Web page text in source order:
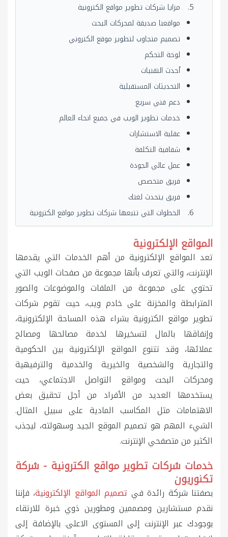
مزايا شركات تطوير مواقع الكترونية
مواقعنا صديقة لمحركات البحث
تصميم متجاوب لتطوير موقع الكتروني
لوحة التحكم
أحدث التقنيات
التحديثات المستقبلية
دعم فني سريع
خدمات تطوير الويب في جميع انحاء العالم
عقلية الاستشارات
شفافية التكلفة
عمل عالي الجودة
فريق متخصص
فريق يتحدث لغتك
الخطوات التي تتبعها شركات تطوير مواقع الكترونية
المواقع الإلكترونية
تعد المواقع الإلكترونية من أهم الخدمات التي يقدمها
الإنترنت، والتي تعرف بأنها مجموعة من صفحات الويب التي
تحتوي على مجموعة من الملفات والموضوعات والصور
المترابطة والمخزنة على خادم ويب، حيث تقوم شركات
تطوير مواقع الكترونية بشراء هذه المساحة الإلكترونية،
وإنفاقها بالمال لتسخيرها لخدمة مصالحها ومصالح
عملائها، وقد تتنوع المواقع الإلكترونية بين الحكومية
والتجارية والشخصية والخيرية والخدمية والترفيهية
ومحركات البحث ومواقع التواصل الاجتماعي، حيث
يستخدمها العديد من الأفراد من أجل تحقيق بعض
الاهتمامات مثل المكاسب المادية على سبيل المثال.
الشيء المهم هو تصميم الموقع الجيد وسهولته، ليجذب
الكثير من متصفحي الإنترنت.
خدمات شركات تطوير مواقع الكترونية - شركة
تكنوريون
بصفتنا شركة رائدة في تصميم المواقع الإلكترونية، فإننا
نقدم مستشارين ومصممين ومطورين ذوي خبرة للارتقاء
بوجودك عبر الإنترنت إلى المستوى الاعلى. بالإضافة إلى